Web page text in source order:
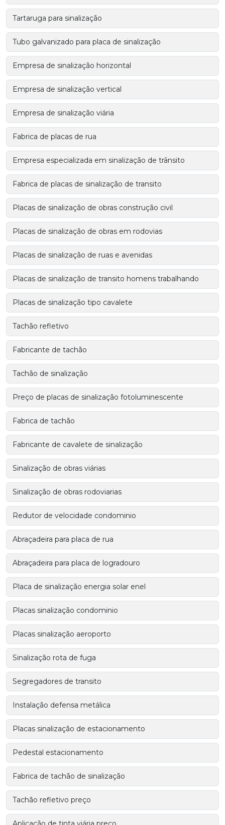
Tartaruga para sinalização
Tubo galvanizado para placa de sinalização
Empresa de sinalização horizontal
Empresa de sinalização vertical
Empresa de sinalização viária
Fabrica de placas de rua
Empresa especializada em sinalização de trânsito
Fabrica de placas de sinalização de transito
Placas de sinalização de obras construção civil
Placas de sinalização de obras em rodovias
Placas de sinalização de ruas e avenidas
Placas de sinalização de transito homens trabalhando
Placas de sinalização tipo cavalete
Tachão refletivo
Fabricante de tachão
Tachão de sinalização
Preço de placas de sinalização fotoluminescente
Fabrica de tachão
Fabricante de cavalete de sinalização
Sinalização de obras viárias
Sinalização de obras rodoviarias
Redutor de velocidade condominio
Abraçadeira para placa de rua
Abraçadeira para placa de logradouro
Placa de sinalização energia solar enel
Placas sinalização condominio
Placas sinalização aeroporto
Sinalização rota de fuga
Segregadores de transito
Instalação defensa metálica
Placas sinalização de estacionamento
Pedestal estacionamento
Fabrica de tachão de sinalização
Tachão refletivo preço